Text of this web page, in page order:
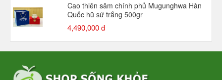
Cao thiên sâm chính phủ Mugunghwa Hàn
Quốc hũ sứ trắng 500gr
4,490,000 đ